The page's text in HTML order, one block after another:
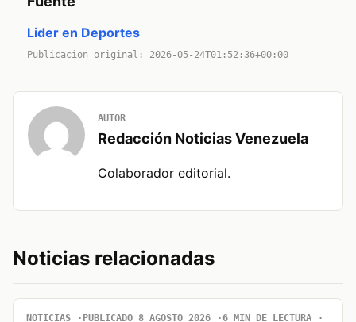
Lider en Deportes
Publicacion original: 2026-05-24T01:52:36+00:00
AUTOR
Redacción Noticias Venezuela
Colaborador editorial.
Noticias relacionadas
NOTICIAS PUBLICADO 8 AGOSTO 2026
6 MIN DE LECTURA